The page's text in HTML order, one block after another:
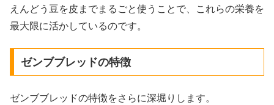
えんどう豆を皮までまるごと使うことで、これらの栄養を
最大限に活かしているのです。
ゼンブブレッドの特徴
ゼンブブレッドの特徴をさらに深堀りします。